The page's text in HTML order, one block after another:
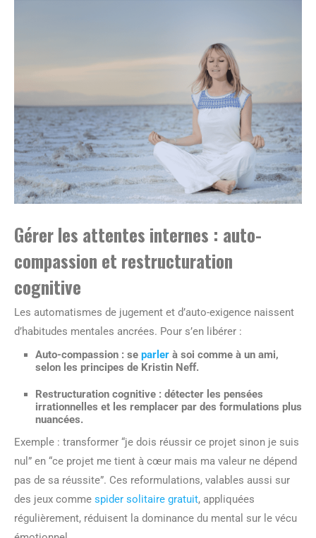
Gérer les attentes internes : auto-
compassion et restructuration
cognitive
Les automatismes de jugement et d’auto-exigence naissent
d’habitudes mentales ancrées. Pour s’en libérer :
Auto-compassion : se parler à soi comme à un ami,
selon les principes de Kristin Neff.
Restructuration cognitive : détecter les pensées
irrationnelles et les remplacer par des formulations plus
nuancées.
Exemple : transformer “je dois réussir ce projet sinon je suis
nul” en “ce projet me tient à cœur mais ma valeur ne dépend
pas de sa réussite”. Ces reformulations, valables aussi sur
des jeux comme spider solitaire gratuit, appliquées
régulièrement, réduisent la dominance du mental sur le vécu